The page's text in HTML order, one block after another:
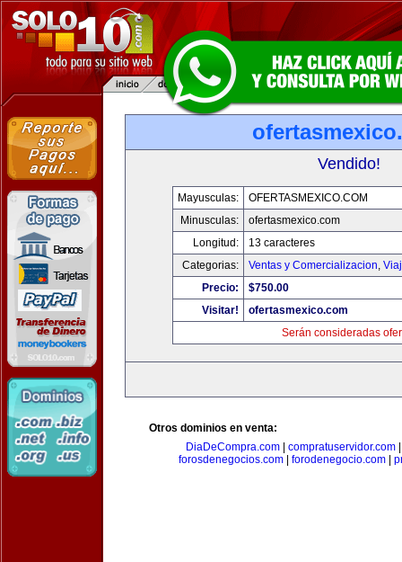
Vendido!
Mayusculas:
OFERTASMEXICO.COM
Minusculas:
ofertasmexico.com
Longitud:
13 caracteres
Categorias:
Ventas y Comercializacion,
Precio:
$750.00
Visitar!
ofertasmexico.com
Serán consideradas
Otros dominios en venta:
DiaDeCompra.com
compratuservidor.com
forosdenegocios.com
forodenegocio.com